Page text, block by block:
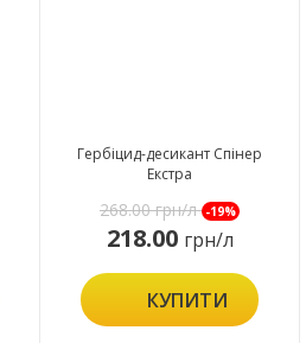
Гербіцид-десикант Спінер
Екстра
268.00грн/л -19%
218.00 грн/л
КУПИТИ